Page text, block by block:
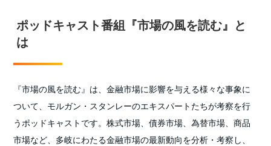
ポッドキャスト番組『市場の風を読む』と
は
『市場の風を読む』は、金融市場に影響を与える様々な事象に
ついて、モルガン・スタンレーのエキスパートたちが考察を行
うポッドキャストです。株式市場、債券市場、為替市場、商品
市場など、多岐にわたる金融市場の最新動向を分析・考察し、